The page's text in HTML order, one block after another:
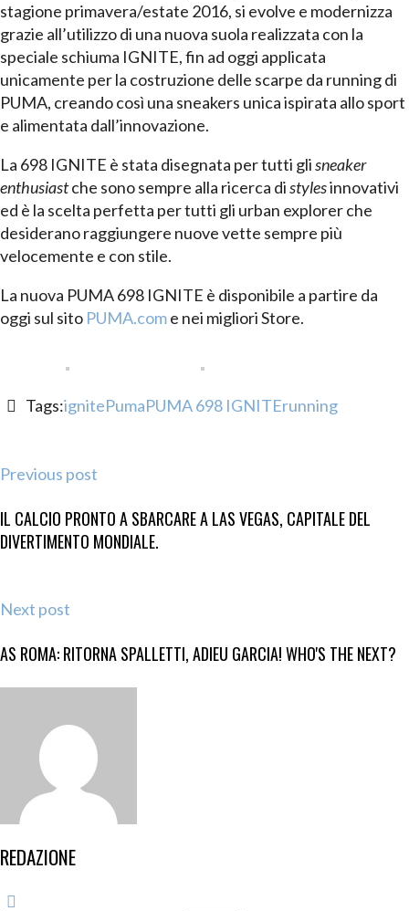
stagione primavera/estate 2016, si evolve e modernizza
grazie all’utilizzo di una nuova suola realizzata con la
speciale schiuma IGNITE, fin ad oggi applicata
unicamente per la costruzione delle scarpe da running di
PUMA, creando così una sneakers unica ispirata allo sport
e alimentata dall’innovazione.
La 698 IGNITE è stata disegnata per tutti glisneaker
enthusiastche sono sempre alla ricerca distylesinnovativi
ed è la scelta perfetta per tutti gli urban explorer che
desiderano raggiungere nuove vette sempre più
velocemente e con stile.
La nuova PUMA 698 IGNITE è disponibile a partire da
oggi sul sito PUMA.come nei migliori Store.
Tags:ignitePumaPUMA 698 IGNITErunning
Previous post
IL CALCIO PRONTO A SBARCARE A LAS VEGAS, CAPITALE DEL
DIVERTIMENTO MONDIALE.
Next post
AS ROMA: RITORNA SPALLETTI, ADIEU GARCIA! WHO'S THE NEXT?
REDAZIONE